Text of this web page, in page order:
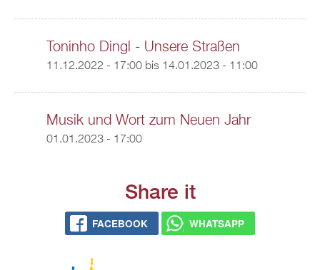
Toninho Dingl - Unsere Straßen
11.12.2022 - 17:00bis 14.01.2023 - 11:00
Musik und Wort zum Neuen Jahr
01.01.2023 - 17:00
Share it
FACEBOOK WHATSAPP